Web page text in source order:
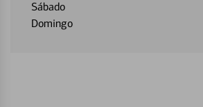
Sábado
Domingo